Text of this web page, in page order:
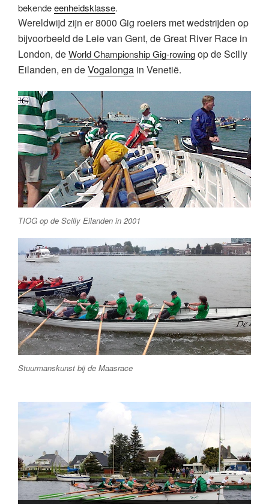
bekendeeenheidsklasse.
Wereldwijd zijn er 8000 Gig roeiers met wedstrijden op
bijvoorbeeld de Leie van Gent, de Great River Race in
London, deWorld Championship Gig-rowingop de Scilly
Eilanden, en deVogalonga in Venetië.
TIOG op de Scilly Eilanden in 2001
Stuurmanskunst bij de Maasrace